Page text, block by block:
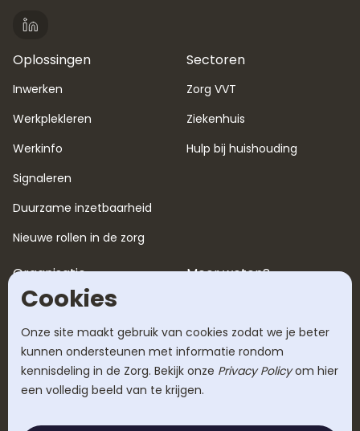
Oplossingen
Inwerken
Werkplekleren
Werkinfo
Signaleren
Duurzame inzetbaarheid
Nieuwe rollen in de zorg
Sectoren
Zorg VVT
Ziekenhuis
Hulp bij huishouding
Organisatie
Over ons
Werken bij
Werkwijze
Meer weten?
Tarieven
Cookies
Onze site maakt gebruik van cookies zodat we je beter
kunnen ondersteunen met informatie rondom
kennisdeling in de Zorg. Bekijk onze Privacy Policy om hier
een volledig beeld van te krijgen.